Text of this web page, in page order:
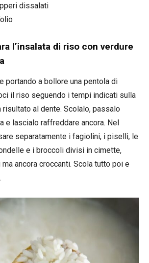
dissalati
l’insalata di riso con verdure
portando a bollore una pentola di
il riso seguendo i tempi indicati sulla
al dente. Scolalo, passalo
e lascialo raffreddare ancora. Nel
separatamente i fagiolini, i piselli, le
e i broccoli divisi in cimette,
ancora croccanti. Scola tutto poi e